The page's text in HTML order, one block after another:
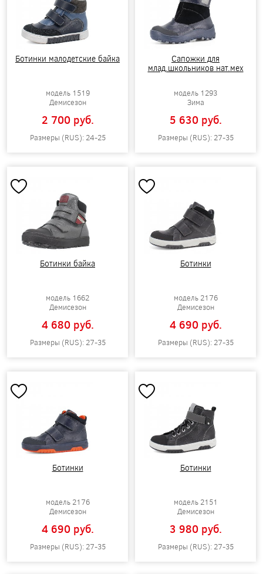
Ботинки малодетские байка
модель 1519
Демисезон
2 700 pуб.
Размеры (RUS): 24-25
Сапожки для
млад.школьников нат.мех
модель 1293
Зима
5 630 pуб.
Размеры (RUS): 27-35
Ботинки байка
модель 1662
Демисезон
4 680 pуб.
Размеры (RUS): 27-35
Ботинки
модель 2176
Демисезон
4 690 pуб.
Размеры (RUS): 27-35
Ботинки
модель 2176
Демисезон
4 690 pуб.
Размеры (RUS): 27-35
Ботинки
модель 2151
Демисезон
3 980 pуб.
Размеры (RUS): 27-35